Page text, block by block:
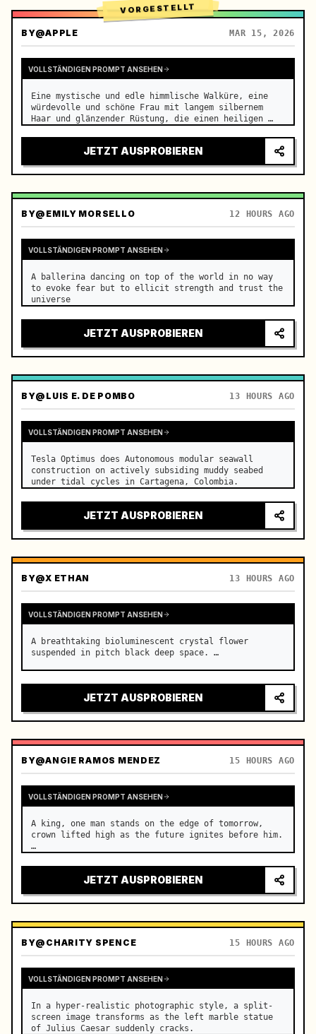
VORGESTELLT
BY@APPLE MAR 15, 2026
VOLLSTÄNDIGEN PROMPT ANSEHEN
Eine mystische und edle himmlische Walküre, eine
würdevolle und schöne Frau mit langem silbernem
Haar und glänzender Rüstung, die einen heiligen
JETZT AUSPROBIEREN
BY@EMILY MORSELLO 12 HOURS AGO
VOLLSTÄNDIGEN PROMPT ANSEHEN
A ballerina dancing on top of the world in no way
to evoke fear but to ellicit strength and trust the
universe
JETZT AUSPROBIEREN
BY@LUIS E. DE POMBO 13 HOURS AGO
VOLLSTÄNDIGEN PROMPT ANSEHEN
Tesla Optimus does Autonomous modular seawall
construction on actively subsiding muddy seabed
under tidal cycles in Cartagena, Colombia.
JETZT AUSPROBIEREN
BY@X ETHAN 13 HOURS AGO
VOLLSTÄNDIGEN PROMPT ANSEHEN
A breathtaking bioluminescent crystal flower
suspended in pitch black deep space. …
JETZT AUSPROBIEREN
BY@ANGIE RAMOS MENDEZ 15 HOURS AGO
VOLLSTÄNDIGEN PROMPT ANSEHEN
A king, one man stands on the edge of tomorrow,
crown lifted high as the future ignites before him.
…
JETZT AUSPROBIEREN
BY@CHARITY SPENCE 15 HOURS AGO
VOLLSTÄNDIGEN PROMPT ANSEHEN
In a hyper-realistic photographic style, a split-
screen image transforms as the left marble statue
of Julius Caesar suddenly cracks.